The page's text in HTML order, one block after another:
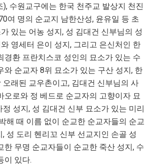
수원교구에는 한국 천주교 발상지 천진
여 명의 순교지 남한산성, 윤유일 등 초
있는 어농 성지, 성 김대건 신부님의 성
영세터 은이 성지, 그리고 은신처인 한
경환 프란치스코 성인의 묘소가 있는 수
와 순교자 8위 묘소가 있는 구산 성지, 한
오래된 교우촌이고, 김대건 신부님의 사
오로와 정 베드로 순교자의 고향이자 묘
성지, 성 김대건 신부 묘소가 있는 미리
해 때 이름 없이 순교한 순교자들의 순교
성 도리 헨리꼬 신부 선교지인 손골 성
한 무명 순교자들이 순교한 죽산 성지, 수
이 있다.